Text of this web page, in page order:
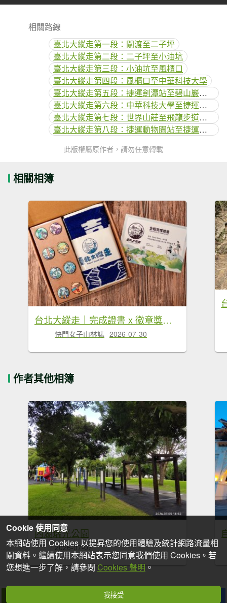
相關路線
臺北大縱走第一段：關渡至二子坪
臺北大縱走第二段：二子坪至小油坑
臺北大縱走第三段：小油坑至風櫃口
臺北大縱走第四段：風櫃口至中華科技大學
臺北大縱走第五段：捷運劍潭站至碧山巖（劍潭支線）
臺北大縱走第六段：中華科技大學至捷運麟光站
臺北大縱走第七段：世界山莊至飛龍步道政大後山
臺北大縱走第八段：捷運動物園站至捷運關渡站[河濱自行車道]
此版權屬原作者，請勿任意轉載
相關相簿
台北大縱走｜完成證書 x 徽章獎品 x 路線全攻略
快門女子山林誌 2026-07-30
作者其他相簿
內湖瑞光公園
2026-07-07
收藏
Cookie 使用同意
本網站使用 Cookies 以提昇您的使用體驗及統計網路流量相
關資料。繼續使用本網站表示您同意我們使用 Cookies。若
您想進一步了解，請參閱 Cookies 聲明 。
我接受